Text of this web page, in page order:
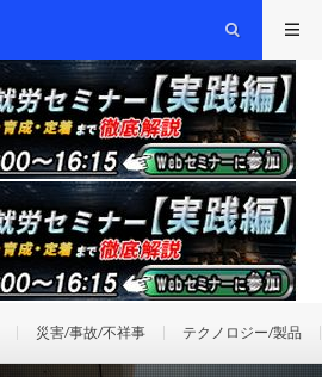
災害/事故/不祥事 テクノロジー/製品